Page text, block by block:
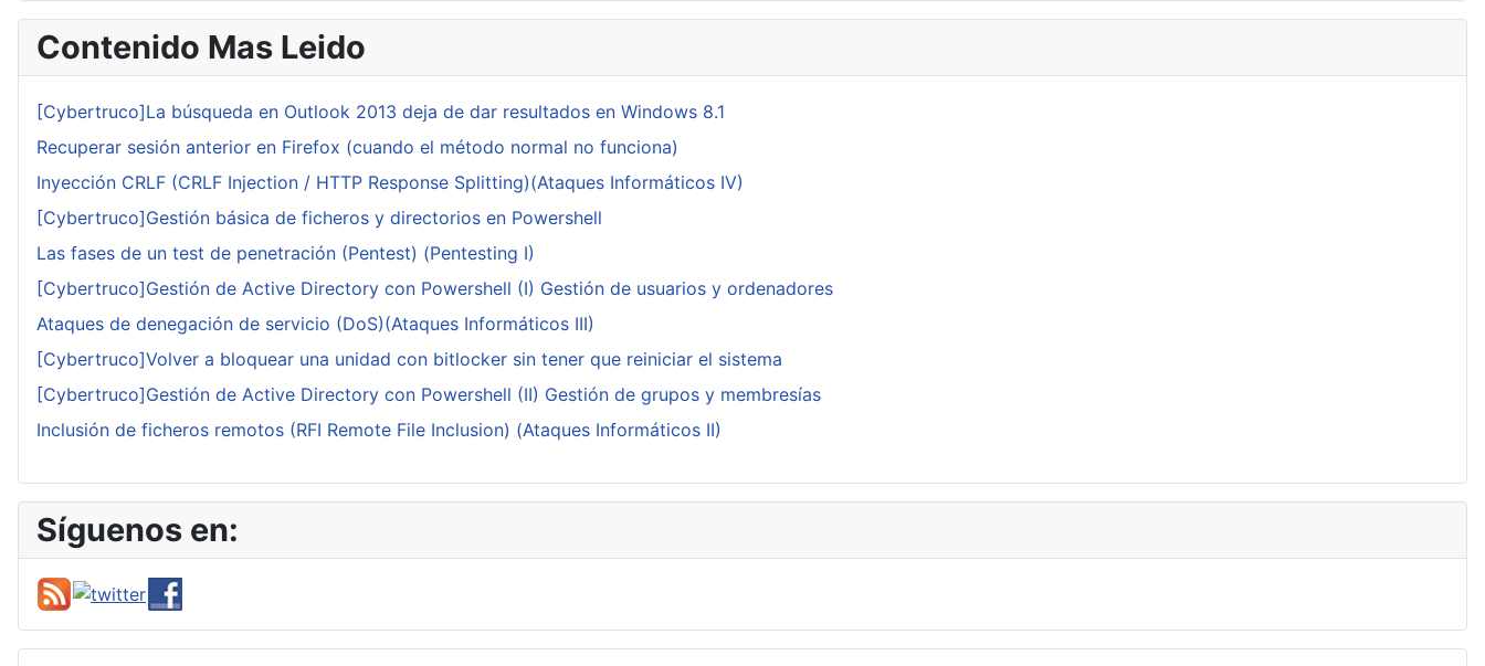
Contenido Mas Leido
[Cybertruco]La búsqueda en Outlook 2013 deja de dar resultados en Windows 8.1
Recuperar sesión anterior en Firefox (cuando el método normal no funciona)
Inyección CRLF (CRLF Injection / HTTP Response Splitting)(Ataques Informáticos IV)
[Cybertruco]Gestión básica de ficheros y directorios en Powershell
Las fases de un test de penetración (Pentest) (Pentesting I)
[Cybertruco]Gestión de Active Directory con Powershell (I) Gestión de usuarios y ordenadores
Ataques de denegación de servicio (DoS)(Ataques Informáticos III)
[Cybertruco]Volver a bloquear una unidad con bitlocker sin tener que reiniciar el sistema
[Cybertruco]Gestión de Active Directory con Powershell (II) Gestión de grupos y membresías
Inclusión de ficheros remotos (RFI Remote File Inclusion) (Ataques Informáticos II)
Síguenos en: